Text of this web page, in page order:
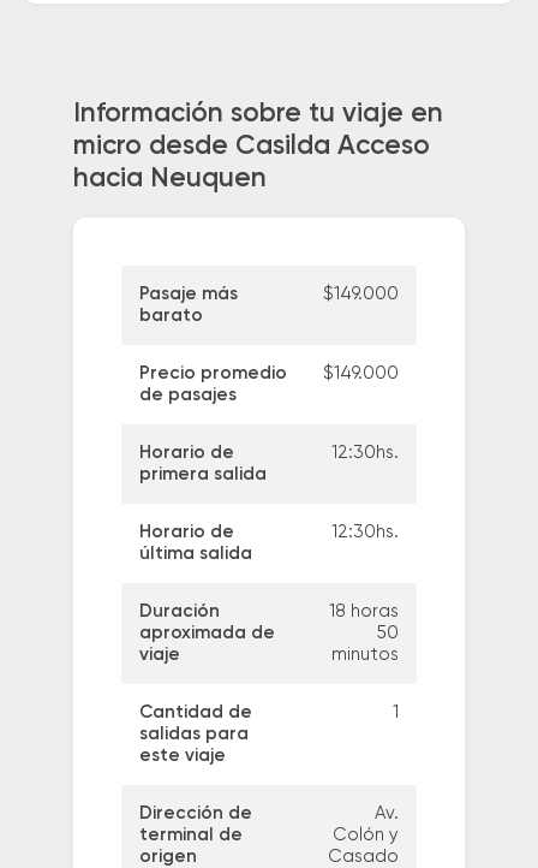
Información sobre tu viaje en
micro desde Casilda Acceso
hacia Neuquen
Pasaje más
barato
$149.000
Precio promedio
de pasajes
$149.000
Horario de
primera salida
12:30hs.
Horario de
última salida
12:30hs.
Duración
aproximada de
viaje
18 horas
50
minutos
Cantidad de
salidas para
este viaje
1
Dirección de
terminal de
origen
Av.
Colón y
Casado